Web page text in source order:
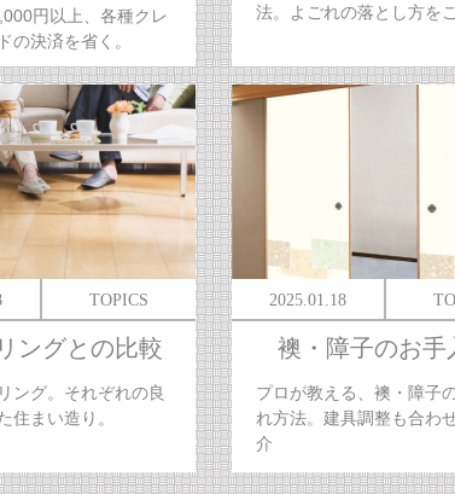
円以上、各種クレ
の決済を省く。
法。よごれの落とし方をご
TOPICS
ングとの比較
ング。それぞれの良
住まい造り。
2025.01.18
襖・障子のお手
プロが教える、襖・障子
れ方法。建具調整も合わ
介